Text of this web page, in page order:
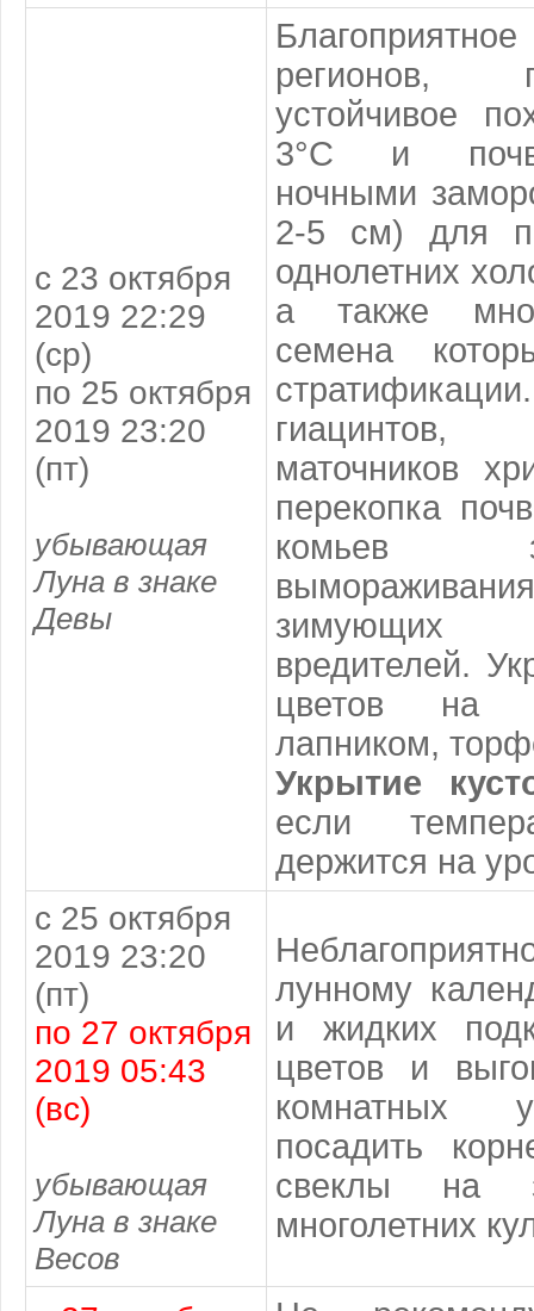
с 23 октября
2019 22:29
(ср)
по 25 октября
2019 23:20
(пт)
убывающая
Луна в знаке
Девы
регионов,
устойчивое
3°С и
ночными
2-5 см) для
однолетних
а также
семена
маточников
перекопка
комьев
вредителей.
цветов на
лапником,
Укрытие
если
держится на
с 25 октября
2019 23:20
(пт)
по 27 октября
2019 05:43
(вс)
убывающая
Луна в знаке
Весов
лунному
и жидких
цветов и
комнатных
посадить
свеклы на
многолетних